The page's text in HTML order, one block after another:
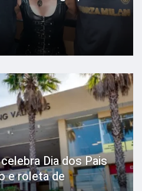
Dia dos Pais
e roleta de